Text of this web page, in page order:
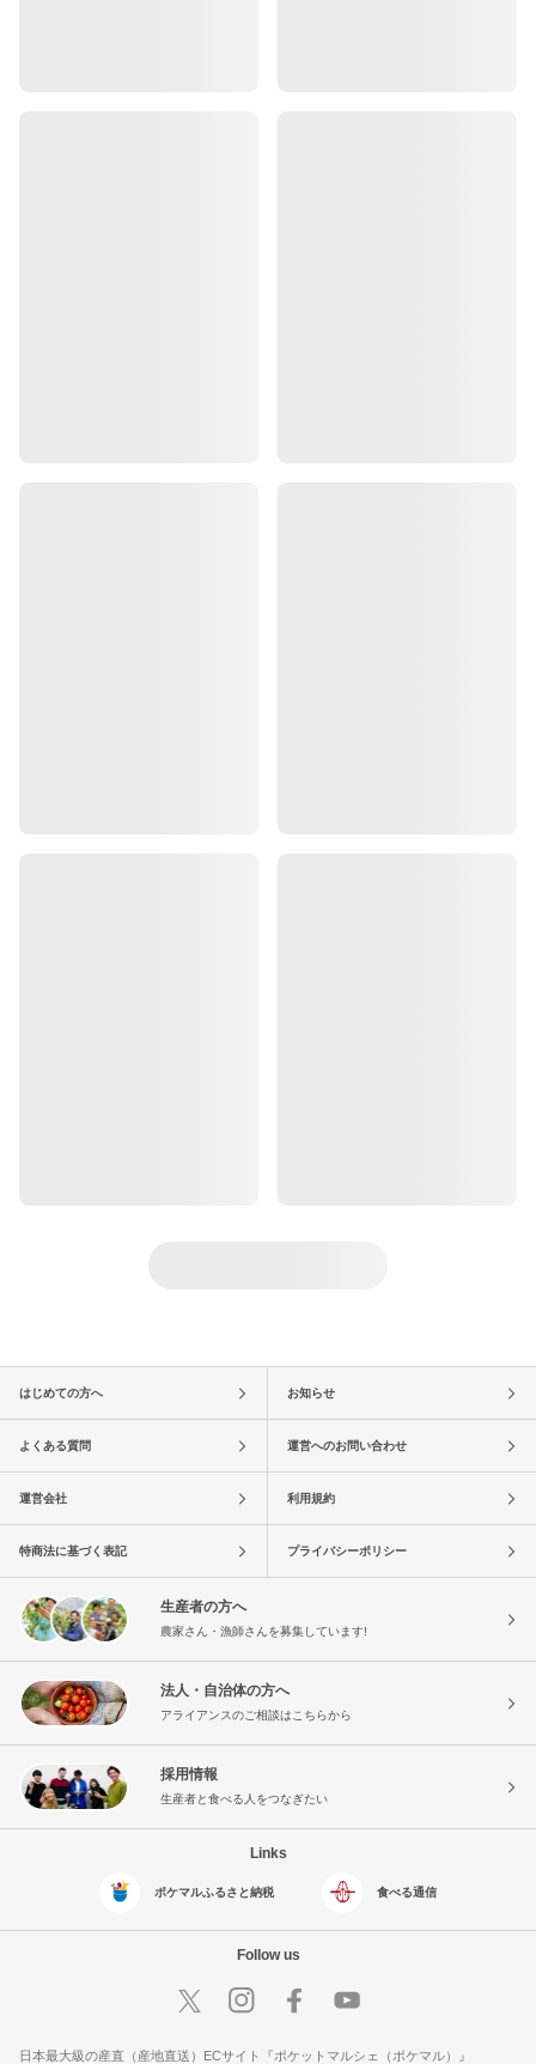
はじめての方へ お知らせ
よくある質問 運営へのお問い合わせ
運営会社 利用規約
特商法に基づく表記 プライバシーポリシー
生産者の方へ
農家さん・漁師さんを募集しています!
法人・自治体の方へ
アライアンスのご相談はこちらから
採用情報
生産者と食べる人をつなぎたい
Links
ポケマルふるさと納税 食べる通信
Follow us
日本最大級の産直（産地直送）ECサイト『ポケットマルシェ（ポケマル）』